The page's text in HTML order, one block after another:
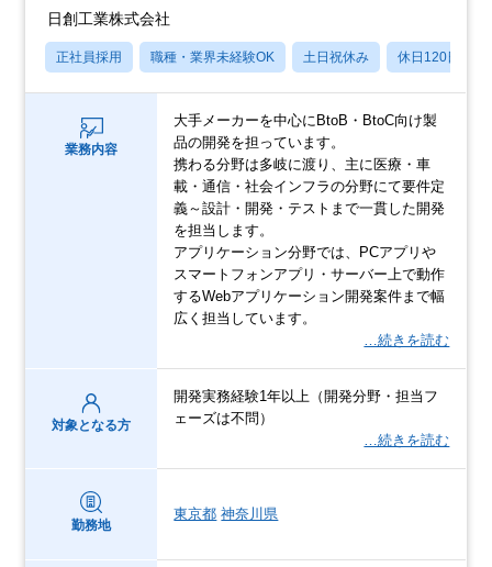
日創工業株式会社
正社員採用 職種・業界未経験OK 土日祝休み 休日120日以上
業務内容
大手メーカーを中心にBtoB・BtoC向け製
品の開発を担っています。
携わる分野は多岐に渡り、主に医療・車
載・通信・社会インフラの分野にて要件定
義～設計・開発・テストまで一貫した開発
を担当します。
アプリケーション分野では、PCアプリや
スマートフォンアプリ・サーバー上で動作
するWebアプリケーション開発案件まで幅
広く担当しています。
…続きを読む
対象となる方
開発実務経験1年以上（開発分野・担当フ
ェーズは不問）
…続きを読む
勤務地
東京都 神奈川県